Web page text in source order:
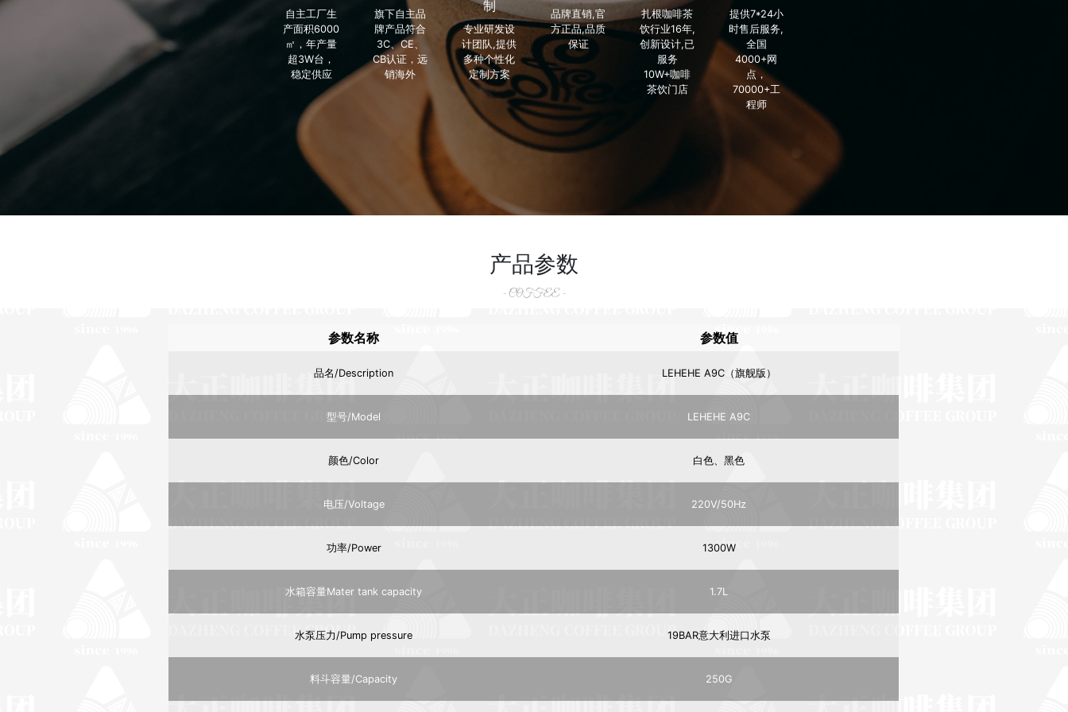
自主工厂生
产面积6000
㎡，年产量
超3W台，
稳定供应
旗下自主品
牌产品符合
3C、CE、
CB认证，远
销海外
制
专业研发设
计团队,提供
多种个性化
定制方案
品牌直销,官
方正品,品质
保证
扎根咖啡茶
饮行业16年,
创新设计,已
服务
10W+咖啡
茶饮门店
提供7*24小
时售后服务,
全国
4000+网
点，
70000+工
程师
产品参数
- COFFEE -
参数名称 参数值
品名/Description LEHEHE A9C（旗舰版）
型号/Model LEHEHE A9C
颜色/Color 白色、黑色
电压/Voltage 220V/50Hz
功率/Power 1300W
水箱容量Mater tank capacity 1.7L
水泵压力/Pump pressure 19BAR意大利进口水泵
料斗容量/Capacity 250G